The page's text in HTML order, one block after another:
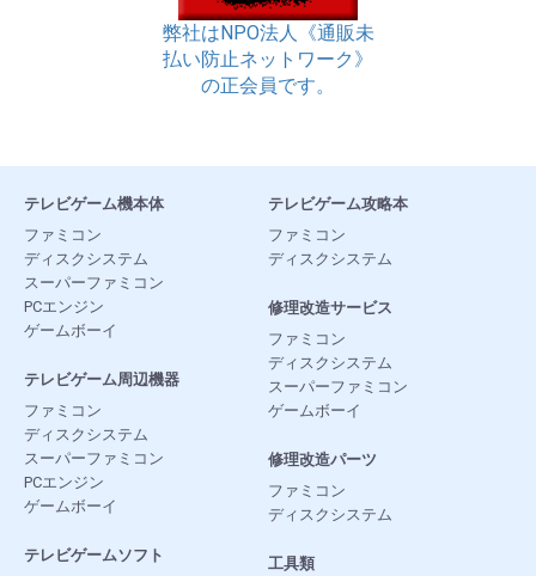
弊社はNPO法人《通販未
払い防止ネットワーク》
の正会員です。
テレビゲーム機本体
ファミコン
ディスクシステム
スーパーファミコン
PCエンジン
ゲームボーイ
テレビゲーム周辺機器
ファミコン
ディスクシステム
スーパーファミコン
PCエンジン
ゲームボーイ
テレビゲームソフト
テレビゲーム攻略本
ファミコン
ディスクシステム
修理改造サービス
ファミコン
ディスクシステム
スーパーファミコン
ゲームボーイ
修理改造パーツ
ファミコン
ディスクシステム
工具類